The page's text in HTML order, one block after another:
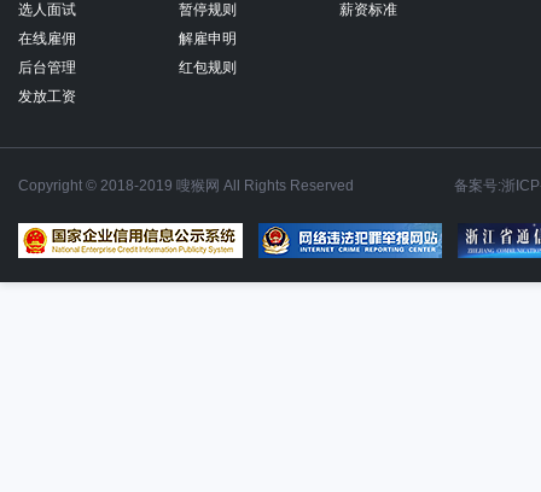
选人面试
在线雇佣
后台管理
发放工资
暂停规则
解雇申明
红包规则
薪资标准
Copyright © 2018-2019 嗖猴网 All Rights Reserved 备案号:浙